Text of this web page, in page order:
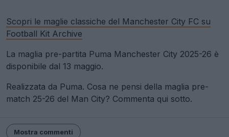
Scopri le maglie classiche del Manchester City FC su
Football Kit Archive
La maglia pre-partita Puma Manchester City 2025-26 è
disponibile dal 13 maggio.
Realizzata da Puma. Cosa ne pensi della maglia pre-
match 25-26 del Man City? Commenta qui sotto.
Mostra commenti